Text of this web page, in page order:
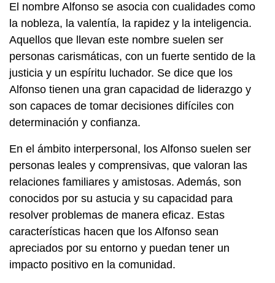
El nombre Alfonso se asocia con cualidades como
la nobleza, la valentía, la rapidez y la inteligencia.
Aquellos que llevan este nombre suelen ser
personas carismáticas, con un fuerte sentido de la
justicia y un espíritu luchador. Se dice que los
Alfonso tienen una gran capacidad de liderazgo y
son capaces de tomar decisiones difíciles con
determinación y confianza.
En el ámbito interpersonal, los Alfonso suelen ser
personas leales y comprensivas, que valoran las
relaciones familiares y amistosas. Además, son
conocidos por su astucia y su capacidad para
resolver problemas de manera eficaz. Estas
características hacen que los Alfonso sean
apreciados por su entorno y puedan tener un
impacto positivo en la comunidad.